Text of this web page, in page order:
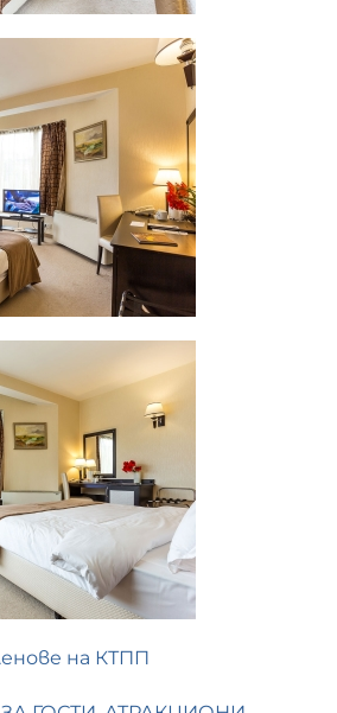
на КТПП